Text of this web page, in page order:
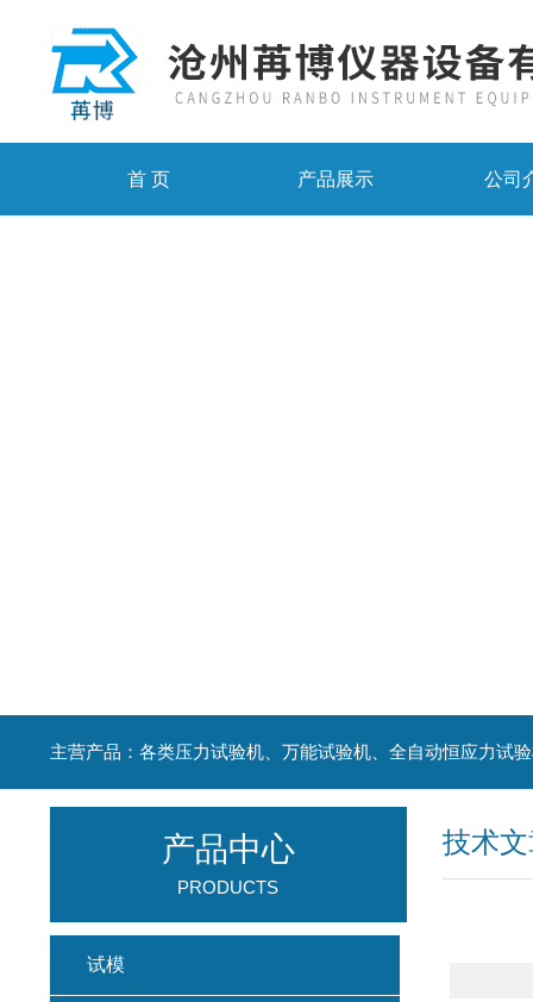
首 页 产品展示 公司
主营产品：各类压力试验机、万能试验机、全自动恒应力试
技术
产品中心
PRODUCTS
试模